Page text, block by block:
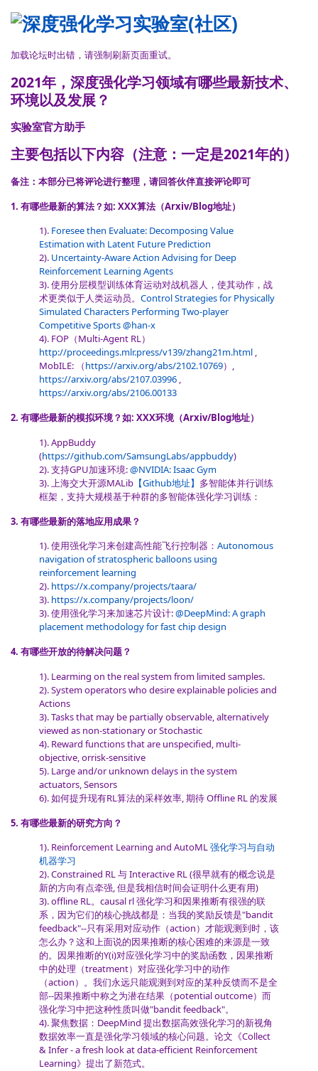
加载论坛时出错，请强制刷新页面重试。
2021年，深度强化学习领域有哪些最新技术、
环境以及发展？
实验室官方助手
主要包括以下内容（注意：一定是2021年的）
备注：本部分已将评论进行整理，请回答伙伴直接评论即可
1. 有哪些最新的算法？如: XXX算法（Arxiv/Blog地址）
1). Foresee then Evaluate: Decomposing Value
Estimation with Latent Future Prediction
2). Uncertainty-Aware Action Advising for Deep
Reinforcement Learning Agents
3). 使用分层模型训练体育运动对战机器人，使其动作，战
术更类似于人类运动员。 Control Strategies for Physically
Simulated Characters Performing Two-player
Competitive Sports@han-x
4). FOP（Multi-Agent RL）
http://proceedings.mlr.press/v139/zhang21m.html ,
MobILE: （https://arxiv.org/abs/2102.10769）,
https://arxiv.org/abs/2107.03996 ,
https://arxiv.org/abs/2106.00133
2. 有哪些最新的模拟环境？如: XXX环境（Arxiv/Blog地址）
1). AppBuddy
(https://github.com/SamsungLabs/appbuddy)
2). 支持GPU加速环境:@NVIDIA: Isaac Gym
3). 上海交大开源MALib 【Github地址】 多智能体并行训练
框架，支持大规模基于种群的多智能体强化学习训练：
3. 有哪些最新的落地应用成果？
1). 使用强化学习来创建高性能飞行控制器： Autonomous
navigation of stratospheric balloons using
reinforcement learning
2). https://x.company/projects/taara/
3). https://x.company/projects/loon/
3). 使用强化学习来加速芯片设计:@DeepMind: A graph
placement methodology for fast chip design
4. 有哪些开放的待解决问题？
1). Learming on the real system from limited samples.
2). System operators who desire explainable policies and
Actions
3). Tasks that may be partially observable, alternatively
viewed as non-stationary or Stochastic
4). Reward functions that are unspecified, multi-
objective, orrisk-sensitive
5). Large and/or unknown delays in the system
actuators, Sensors
6). 如何提升现有RL算法的采样效率, 期待 Offline RL 的发展
5. 有哪些最新的研究方向？
1). Reinforcement Learning and AutoML强化学习与自动
机器学习
2). Constrained RL 与 Interactive RL (很早就有的概念说是
新的方向有点牵强, 但是我相信时间会证明什么更有用)
3). offline RL。causal rl 强化学习和因果推断有很强的联
系，因为它们的核心挑战都是：当我的奖励反馈是"bandit
feedback"--只有采用对应动作（action）才能观测到时，该
怎么办？这和上面说的因果推断的核心困难的来源是一致
的。因果推断的Y(i)对应强化学习中的奖励函数，因果推断
中的处理（treatment）对应强化学习中的动作
（action）。我们永远只能观测到对应的某种反馈而不是全
部--因果推断中称之为潜在结果（potential outcome）而
强化学习中把这种性质叫做"bandit feedback"。
4). 聚焦数据：DeepMind 提出数据高效强化学习的新视角
数据效率一直是强化学习领域的核心问题。论文《Collect
& Infer - a fresh look at data-efficient Reinforcement
Learning》提出了新范式。